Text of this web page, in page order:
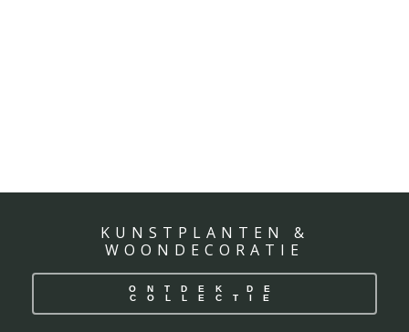
KUNSTPLANTEN &
WOONDECORATIE
ONTDEK DE
COLLECTIE